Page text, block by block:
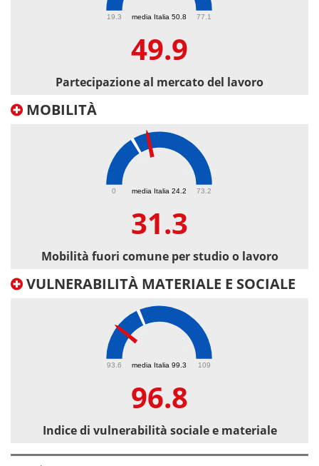
media Italia 50.8
19.3 77.1
49.9
Partecipazione al mercato del lavoro
MOBILITÀ
media Italia 24.2
0 73.2
31.3
Mobilità fuori comune per studio o lavoro
VULNERABILITÀ MATERIALE E SOCIALE
media Italia 99.3
93.6 109
96.8
Indice di vulnerabilità sociale e materiale